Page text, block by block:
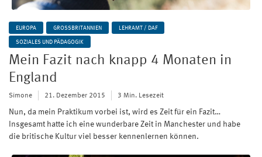
EUROPA GROSSBRITANNIEN LEHRAMT / DAF
SOZIALES UND PÄDAGOGIK
Mein Fazit nach knapp 4 Monaten in
England
Simone 21. Dezember 2015 3 Min. Lesezeit
Nun, da mein Praktikum vorbei ist, wird es Zeit für ein Fazit…
Insgesamt hatte ich eine wunderbare Zeit in Manchester und habe
die britische Kultur viel besser kennenlernen können.